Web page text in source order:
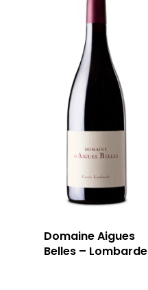
Domaine Aigues
Belles – Lombarde